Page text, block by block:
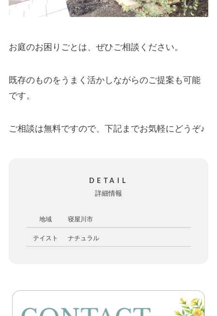
お庭のお困りごとは、ぜひご相談ください。
既存のものをうまく活かしながらのご提案も可能
です。
ご相談は無料ですので、下記までお気軽にどうぞ♪
DETAIL
詳細情報
地域 寝屋川市
テイスト ナチュラル